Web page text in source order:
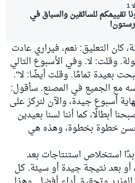
تقييمكم للسائقين والسباق في
كان التعليق: نعم، فيراري عادت
وقلت: لا. وفي الأسبوع التالي
بعيدة تمامًا. وقلت أيضًا: لا".
مع الجميع في المصنع. سأقول:
أسبوع جيدة، والآن لنركز على
أبطالًا، كما أننا لسنا بعيدين
خطوة بخطوة، وهذه هي
استخلاص استنتاجات بعد
أو بعد نتيجة جيدة أو سيئة. كل